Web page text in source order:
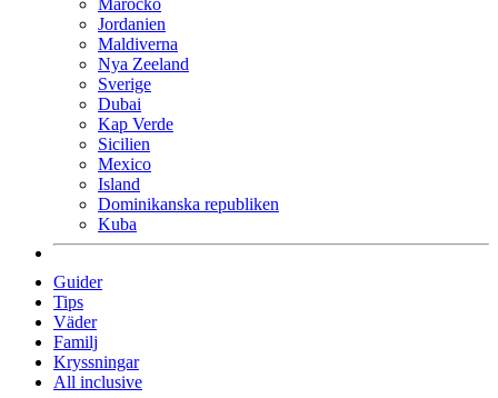
Marocko
Jordanien
Maldiverna
Nya Zeeland
Sverige
Dubai
Kap Verde
Sicilien
Mexico
Island
Dominikanska republiken
Kuba
Guider
Tips
Väder
Familj
Kryssningar
All inclusive